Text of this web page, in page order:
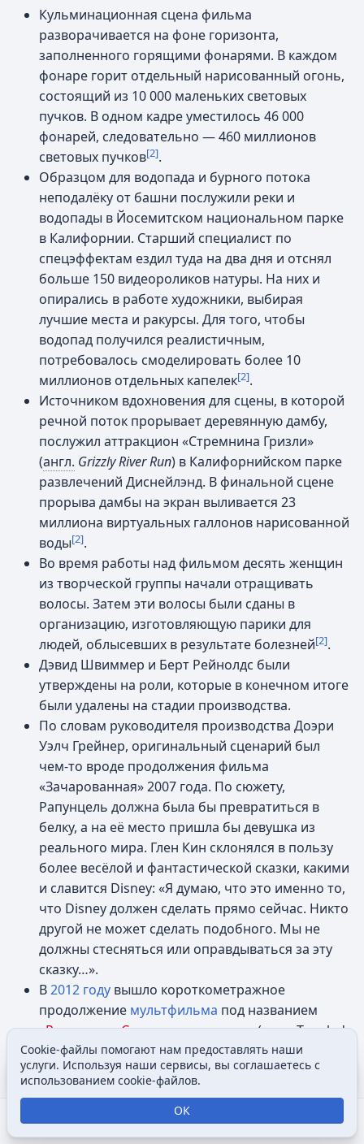
Открыть поиск
Открыть меню
Просмотры
Кульминационная сцена фильма
разворачивается на фоне горизонта,
заполненного горящими фонарями. В каждом
фонаре горит отдельный нарисованный огонь,
состоящий из 10 000 маленьких световых
пучков. В одном кадре уместилось 46 000
фонарей, следовательно — 460 миллионов
световых пучков[2].
Образцом для водопада и бурного потока
неподалёку от башни послужили реки и
водопады в Йосемитском национальном парке
в Калифорнии. Старший специалист по
спецэффектам ездил туда на два дня и отснял
больше 150 видеороликов натуры. На них и
опирались в работе художники, выбирая
лучшие места и ракурсы. Для того, чтобы
водопад получился реалистичным,
потребовалось смоделировать более 10
миллионов отдельных капелек[2].
Источником вдохновения для сцены, в которой
речной поток прорывает деревянную дамбу,
послужил аттракцион «Стремнина Гризли»
(англ. Grizzly River Run) в Калифорнийском парке
развлечений Диснейлэнд. В финальной сцене
прорыва дамбы на экран выливается 23
миллиона виртуальных галлонов нарисованной
воды[2].
Во время работы над фильмом десять женщин
из творческой группы начали отращивать
волосы. Затем эти волосы были сданы в
организацию, изготовляющую парики для
людей, облысевших в результате болезней[2].
Дэвид Швиммер и Берт Рейнолдс были
утверждены на роли, которые в конечном итоге
были удалены на стадии производства.
По словам руководителя производства Доэри
Уэлч Грейнер, оригинальный сценарий был
чем-то вроде продолжения фильма
«Зачарованная» 2007 года. По сюжету,
Рапунцель должна была бы превратиться в
белку, а на её место пришла бы девушка из
реального мира. Глен Кин склонялся в пользу
более весёлой и фантастической сказки, какими
и славится Disney: «Я думаю, что это именно то,
что Disney должен сделать прямо сейчас. Никто
другой не может сделать подобного. Мы не
должны стесняться или оправдываться за эту
сказку…».
В2012 году вышло короткометражное
продолжение мультфильма под названием
«Рапунцель: Счастлива навсегда» (англ. Tangled
Ever After), которое демонстрировалось перед
3D версией «Красавицы и чудовища», премьера
в США состоялось 13 января.
Длина золотистых волос Рапунцель — 70 футов
Содержание
Cookie-файлы помогают нам предоставлять наши
услуги. Используя наши сервисы, вы соглашаетесь с
использованием cookie-файлов.
ОК